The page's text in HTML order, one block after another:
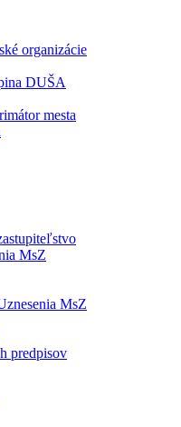
organizácie
DUŠA
mesta
MsZ
MsZ
predpisov